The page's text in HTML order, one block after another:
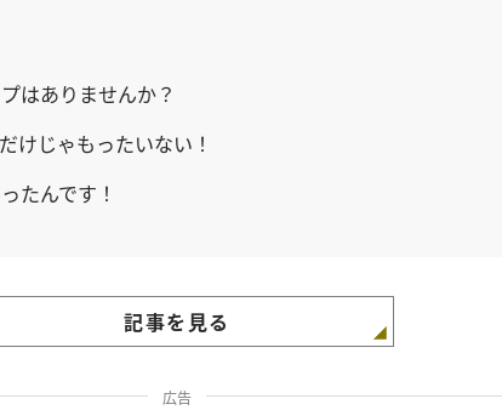
はありませんか？
けじゃもったいない！
たんです！
記事を見る
広告